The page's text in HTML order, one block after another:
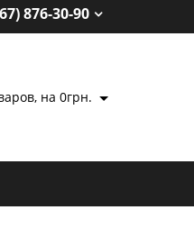
876-30-90
на 0грн.